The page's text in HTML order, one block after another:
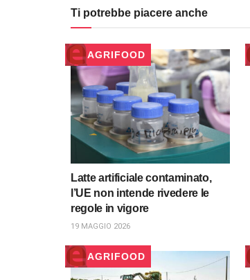
Ti potrebbe piacere anche
AGRIFOOD
Latte artificiale contaminato,
l’UE non intende rivedere le
regole in vigore
19 MAGGIO 2026
AGRIFOOD